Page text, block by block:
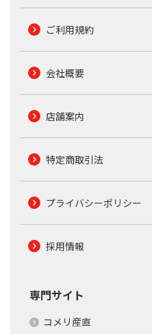
ご利用規約
会社概要
店舗案内
特定商取引法
プライバシーポリシー
採用情報
専門サイト
コメリ産直